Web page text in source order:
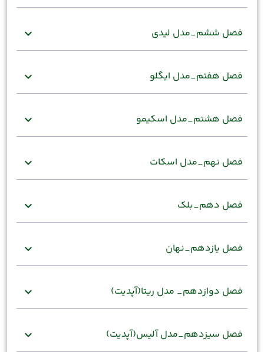
فصل ششم_مدل لیدی expand_more
فصل هفتم_مدل ایگلو expand_more
فصل هشتم_مدل اسکیمو expand_more
فصل نهم_مدل اسکات expand_more
فصل دهم_بلک expand_more
فصل یازدهم_نهان expand_more
فصل دوازدهم_ مدل ریتا(آپدیت) expand_more
فصل سیزدهم_مدل آلیس(آپدیت) expand_more